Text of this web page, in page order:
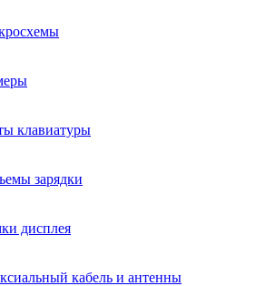
клавиатуры
зарядки
дисплея
кабель и антенны